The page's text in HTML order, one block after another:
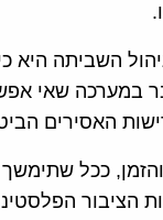
השביתה היא
במערכה שאי
האסירים
ככל
הציבור